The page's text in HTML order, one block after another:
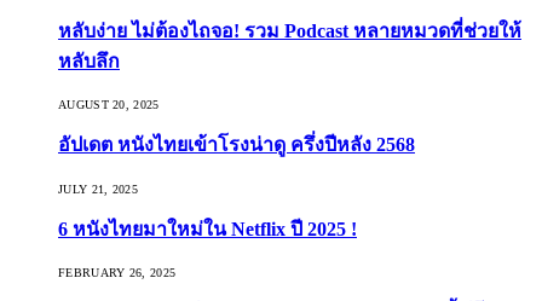
หลับง่าย ไม่ต้องไถจอ! รวม Podcast หลายหมวดที่ช่วยให้
หลับลึก
AUGUST 20, 2025
อัปเดต หนังไทยเข้าโรงน่าดู ครึ่งปีหลัง 2568
JULY 21, 2025
6 หนังไทยมาใหม่ใน Netflix ปี 2025 !
FEBRUARY 26, 2025